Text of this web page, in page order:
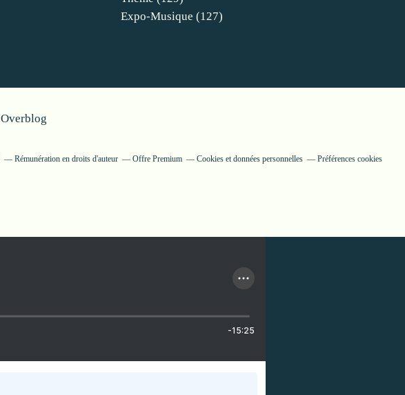
Expo-Musique (127)
Overblog
Rémunération en droits d'auteur Offre Premium Cookies et données personnelles Préférences cookies
-15:25